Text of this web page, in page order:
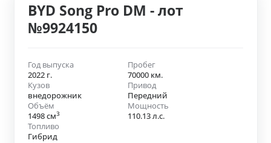
BYD Song Pro DM - лот
№9924150
Год выпуска
2022 г.
Пробег
70000 км.
Кузов
внедорожник
Привод
Передний
Объём
1498 см3
Мощность
110.13 л.с.
Топливо
Гибрид